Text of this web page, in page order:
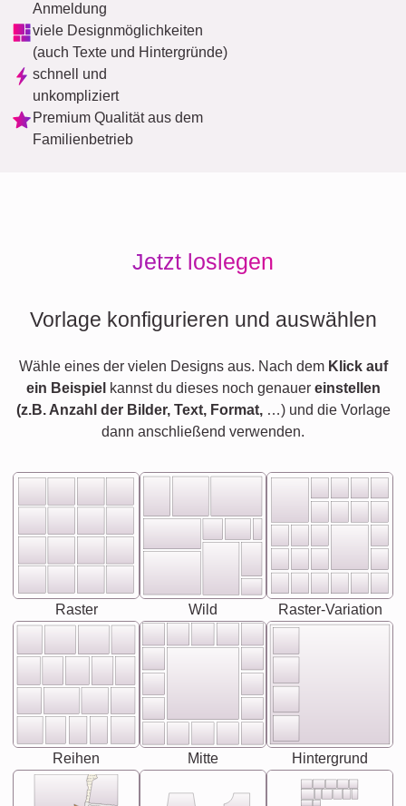
Anmeldung
viele Designmöglichkeiten
(auch Texte und Hintergründe)
schnell und
unkompliziert
Premium Qualität aus dem
Familienbetrieb
Jetzt loslegen
Vorlage konfigurieren und auswählen
Wähle eines der vielen Designs aus. Nach dem Klick auf
ein Beispiel kannst du dieses noch genauer einstellen
(z.B. Anzahl der Bilder, Text, Format,…) und die Vorlage
dann anschließend verwenden.
Raster Wild Raster-Variation
Reihen Mitte Hintergrund